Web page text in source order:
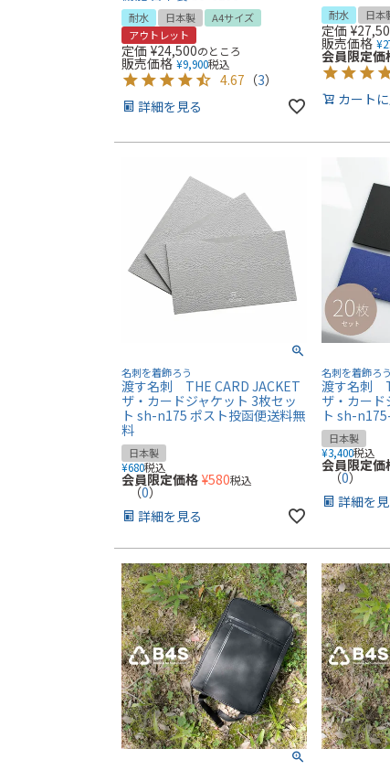
耐水 日本製
A4サイズ
アウトレット
定価 ¥24,500のところ
販売価格 ¥9,900税込
4.67 （3）
詳細を見る
耐水 日本
定価 ¥
販売価格 ¥
会員限定価
カート
名刺を着飾ろう
渡す名刺 THE CARD JACKET
ザ・カードジャケット 3枚セッ
ト sh-n175 ポスト投函便送料無
料
日本製
¥680税込
会員限定価格 ¥580税込
（0）
詳細を見る
名刺を着飾ろう
渡す名刺
ザ・カード
ト sh-
日本製
¥3,400税込
会員限定価
（0）
詳細を